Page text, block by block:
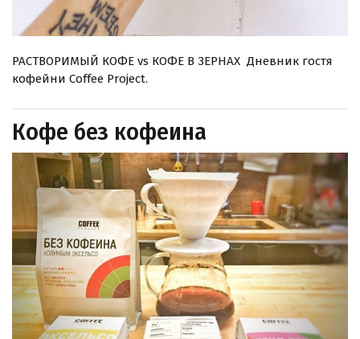
РАСТВОРИМЫЙ КОФЕ vs КОФЕ В ЗЕРНАХ Дневник гостя
кофейни Coffee Project.
Кофе без кофеина